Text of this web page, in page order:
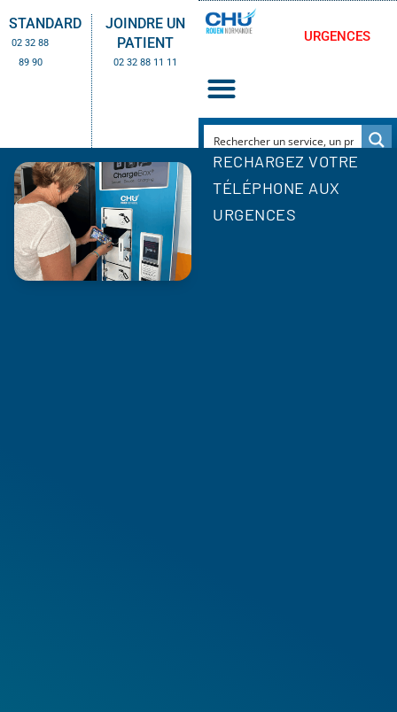
STANDARD
02 32 88
89 90
JOINDRE UN
PATIENT
02 32 88 11 11
URGENCES
RECHARGEZ VOTRE
TÉLÉPHONE AUX
URGENCES